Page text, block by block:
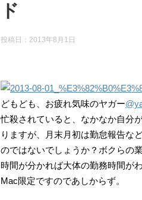
ド
投稿日： 2013年8月1日
どもども、お疲れ気味のヤガー
忙殺されていると、なかなか自分
りますが、月末月初は勤怠報告な
のではないでしょうか？ボクらの
時間が分かれば大体の勤務時間が
Mac限定ですのであしからず。